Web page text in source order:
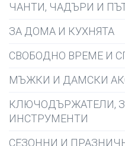
ЧАНТИ, ЧАДЪРИ И
ЗА ДОМА И КУХНЯТА
СВОБОДНО ВРЕМЕ И
МЪЖКИ И ДАМСКИ
КЛЮЧОДЪРЖАТЕЛИ,
ИНСТРУМЕНТИ
СЕЗОННИ И